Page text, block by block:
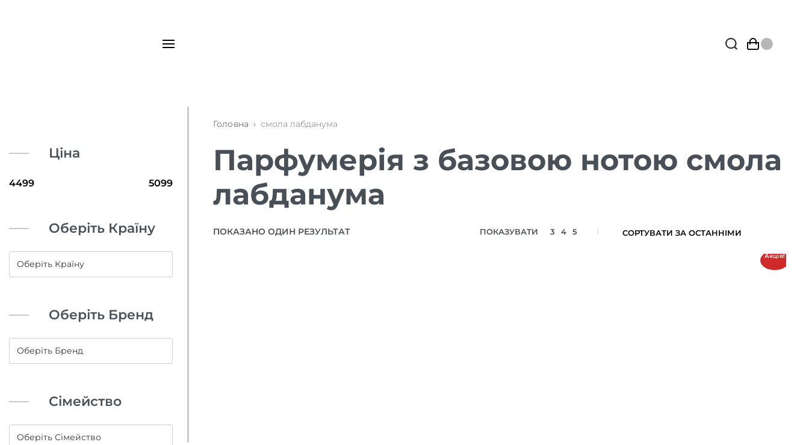
Ціна
Оберіть Країну
Оберіть Бренд
Сімейство
Головна › смола лабданума
Парфумерія з базовою нотою смола
лабданума
ПОКАЗАНО ОДИН РЕЗУЛЬТАТ ПОКАЗУВАТИ 3 4 5
Акція!